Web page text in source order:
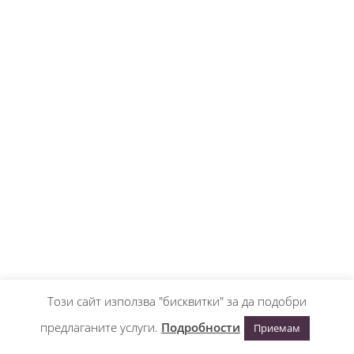
Този сайт използва "бисквитки" за да подобри
предлаганите услуги. Подробности Приемам